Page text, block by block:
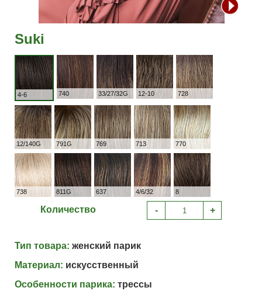
Suki
4-6 740 33/27/32G 12-10 728
12/140G 791G 769 713 770
738 811G 637 4/6/32 8
Количество - +
Тип товара: женский парик
Материал: искусственный
Особенности парика: трессы